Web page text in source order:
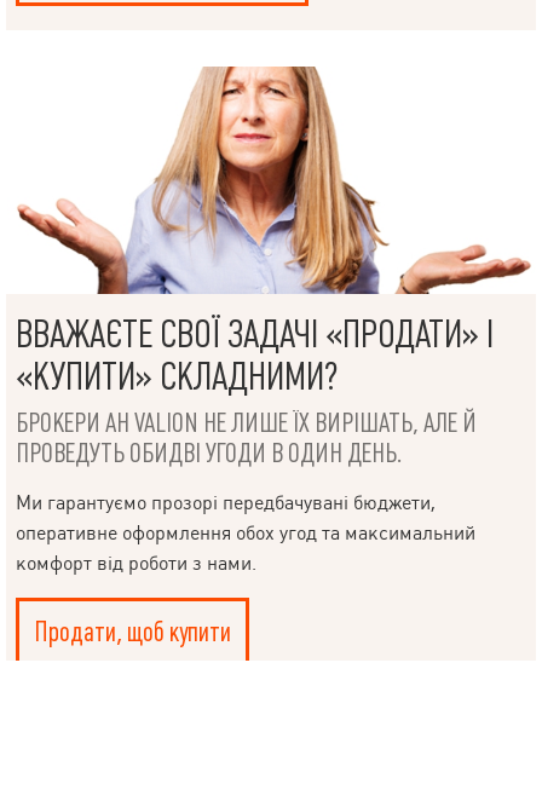
ВВАЖАЄТЕ СВОЇ ЗАДАЧІ «ПРОДАТИ» І
«КУПИТИ» СКЛАДНИМИ?
БРОКЕРИ АН VALION НЕ ЛИШЕ ЇХ ВИРІШАТЬ, АЛЕ Й
ПРОВЕДУТЬ ОБИДВІ УГОДИ В ОДИН ДЕНЬ.
Ми гарантуємо прозорі передбачувані бюджети,
оперативне оформлення обох угод та максимальний
комфорт від роботи з нами.
Продати, щоб купити
НАПИСАТИ
КЕРІВНИКОВІ
Мова
© 2019 – 2026 Valion real estate. Всі права захищені.
Plektan— WEB-інтегровані системи управління ріелторськими
компаніями